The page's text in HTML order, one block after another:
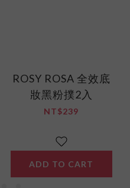
ROSY ROSA 全效底
妝黑粉撲2入
NT$239
ADD TO CART